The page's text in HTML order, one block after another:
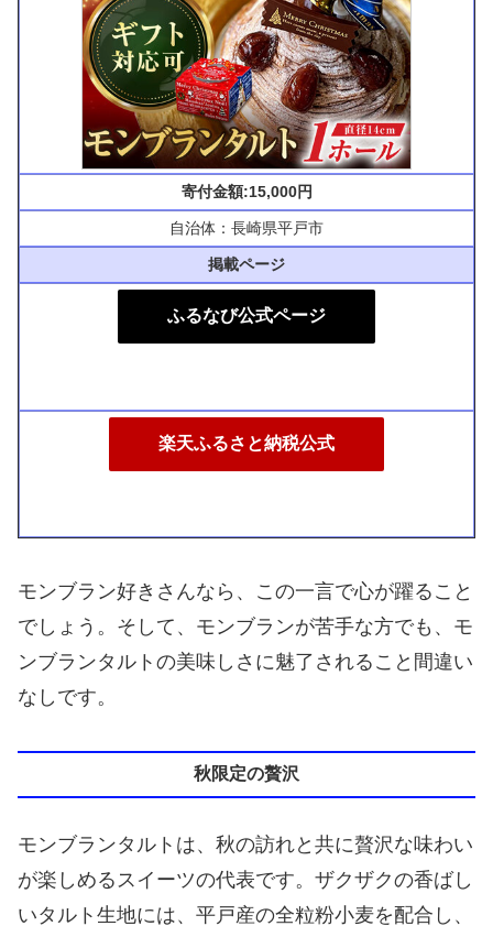
寄付金額:15,000円
自治体：長崎県平戸市
掲載ページ
ふるなび公式ページ
楽天ふるさと納税公式
モンブラン好きさんなら、この一言で心が躍ること
でしょう。そして、モンブランが苦手な方でも、モ
ンブランタルトの美味しさに魅了されること間違い
なしです。
秋限定の贅沢
モンブランタルトは、秋の訪れと共に贅沢な味わい
が楽しめるスイーツの代表です。ザクザクの香ばし
いタルト生地には、平戸産の全粒粉小麦を配合し、